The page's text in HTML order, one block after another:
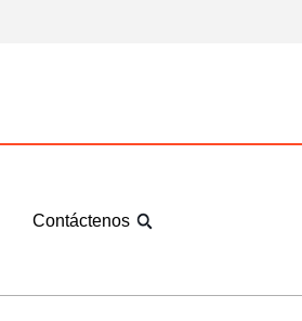
Contáctenos